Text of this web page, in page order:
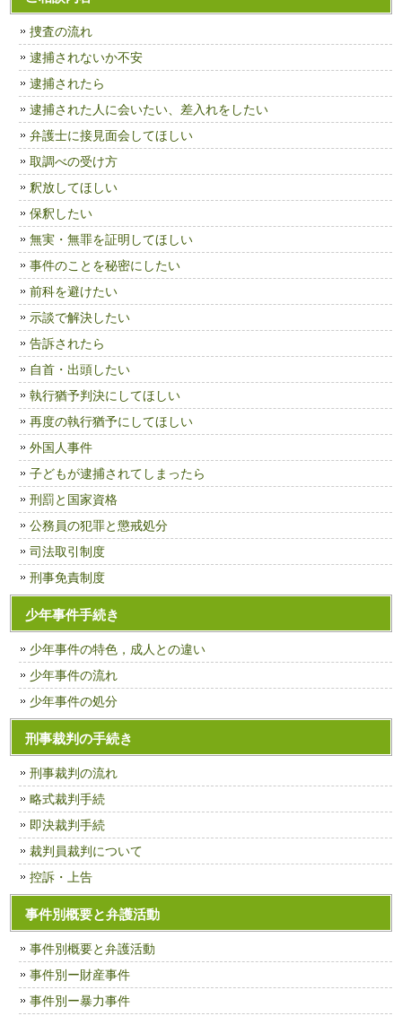
捜査の流れ
逮捕されないか不安
逮捕されたら
逮捕された人に会いたい、差入れをしたい
弁護士に接見面会してほしい
取調べの受け方
釈放してほしい
保釈したい
無実・無罪を証明してほしい
事件のことを秘密にしたい
前科を避けたい
示談で解決したい
告訴されたら
自首・出頭したい
執行猶予判決にしてほしい
再度の執行猶予にしてほしい
外国人事件
子どもが逮捕されてしまったら
刑罰と国家資格
公務員の犯罪と懲戒処分
司法取引制度
刑事免責制度
少年事件手続き
少年事件の特色，成人との違い
少年事件の流れ
少年事件の処分
刑事裁判の手続き
刑事裁判の流れ
略式裁判手続
即決裁判手続
裁判員裁判について
控訴・上告
事件別概要と弁護活動
事件別概要と弁護活動
事件別ー財産事件
事件別ー暴力事件